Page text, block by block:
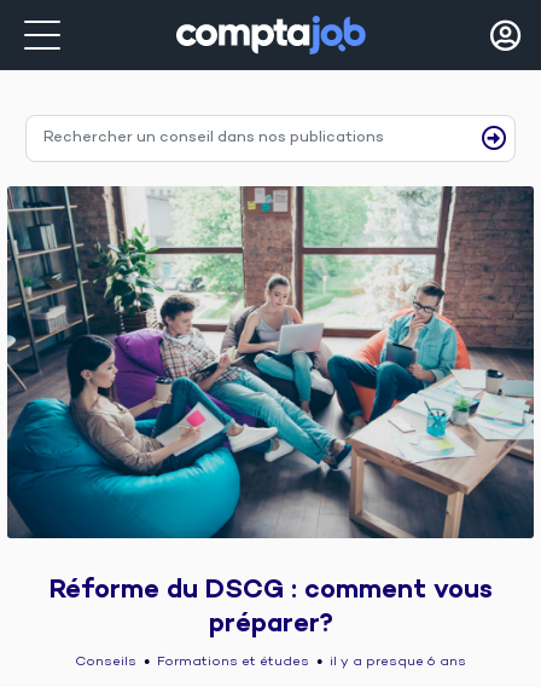
Réforme du DSCG : comment vous
préparer?
Conseils ● Formations et études ● il y a presque 6 ans